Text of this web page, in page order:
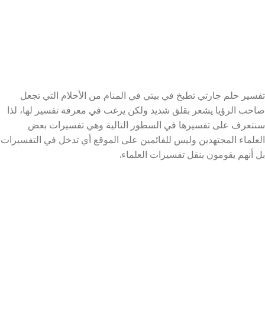
تفسير حلم جارتي تطبخ في بيتي في المنام من الأحلام التي تجعل
صاحب الرؤيا يشعر بقلق شديد ولكن يرغب في معرفة تفسير لها، لذا
سنتعرف على تفسيرها في السطور التالية وهي تفسيرات بعض
العلماء المجتهدين وليس للقائمين على الموقع أي تدخل في التفسيرات
بل أنهم يقومون بنقل تفسيرات العلماء.